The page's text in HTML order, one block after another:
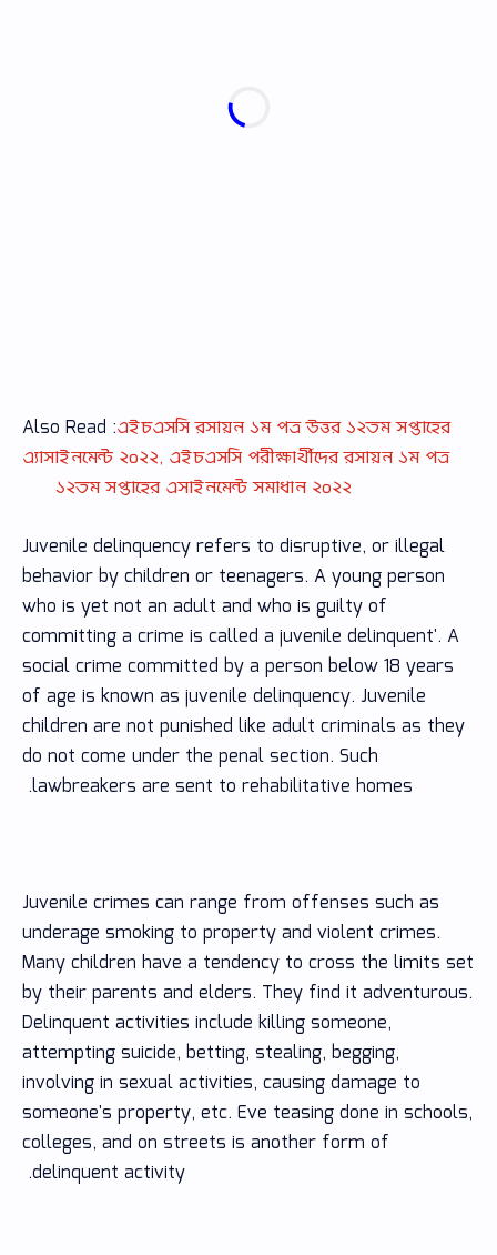
Also Read :এইচএসসি রসায়ন ১ম পত্র উত্তর ১২তম সপ্তাহের
এ্যাসাইনমেন্ট ২০২২, এইচএসসি পরীক্ষার্থীদের রসায়ন ১ম পত্র
১২তম সপ্তাহের এসাইনমেন্ট সমাধান ২০২২
Juvenile delinquency refers to disruptive, or illegal
behavior by children or teenagers. A young person
who is yet not an adult and who is guilty of
committing a crime is called a juvenile delinquent'. A
social crime committed by a person below 18 years
of age is known as juvenile delinquency. Juvenile
children are not punished like adult criminals as they
do not come under the penal section. Such
lawbreakers are sent to rehabilitative homes.
Juvenile crimes can range from offenses such as
underage smoking to property and violent crimes.
Many children have a tendency to cross the limits set
by their parents and elders. They find it adventurous.
Delinquent activities include killing someone,
attempting suicide, betting, stealing, begging,
involving in sexual activities, causing damage to
someone's property, etc. Eve teasing done in schools,
colleges, and on streets is another form of
delinquent activity.